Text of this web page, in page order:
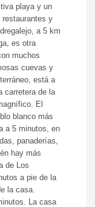
playa y un
restaurantes y
a 5 km
es otra
muchos
cuevas y
está a
carretera de la
El
blanco más
a 5 minutos, en
panaderías,
hay más
de Los
a pie de la
la casa.
La casa